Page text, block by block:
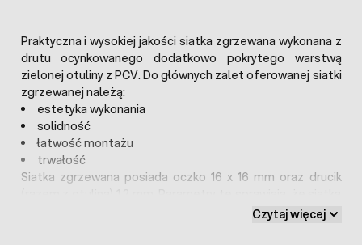
Praktyczna i wysokiej jakości siatka zgrzewana wykonana z
drutu ocynkowanego dodatkowo pokrytego warstwą
zielonej otuliny z PCV. Do głównych zalet oferowanej siatki
zgrzewanej należą:
estetyka wykonania
solidność
łatwość montażu
trwałość
Siatka zgrzewana posiada oczko 16 x 16 mm oraz drucik
solidnie i sztywno utrzymuje się po montażu. Dodatkowo
Czytaj więcej